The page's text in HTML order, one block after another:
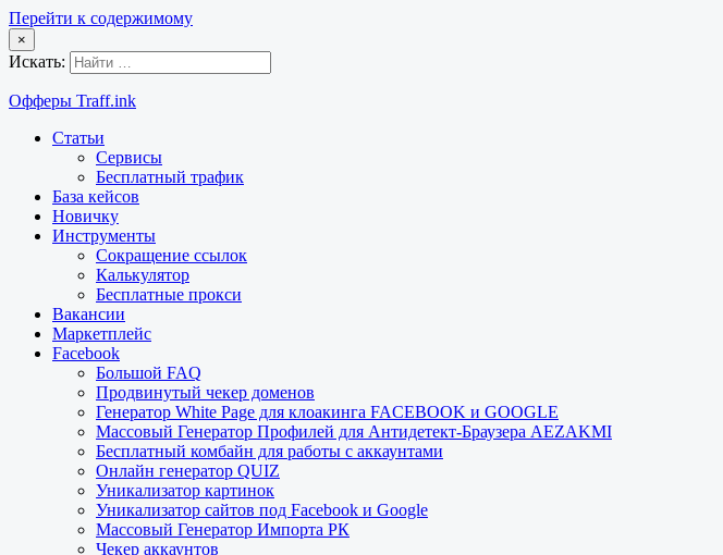
Перейти к содержимому
×
Искать:
Офферы Traff.ink
Статьи
Сервисы
Бесплатный трафик
База кейсов
Новичку
Инструменты
Сокращение ссылок
Калькулятор
Бесплатные прокси
Вакансии
Маркетплейс
Facebook
Большой FAQ
Продвинутый чекер доменов
Генератор White Page для клоакинга FACEBOOK и GOOGLE
Массовый Генератор Профилей для Антидетект-Браузера AEZAKMI
Бесплатный комбайн для работы с аккаунтами
Онлайн генератор QUIZ
Уникализатор картинок
Уникализатор сайтов под Facebook и Google
Массовый Генератор Импорта РК
Чекер аккаунтов